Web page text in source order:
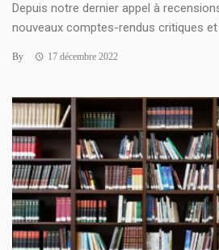
Depuis notre dernier appel à
nouveaux comptes-rendus critiques et
By 17 décembre 2022